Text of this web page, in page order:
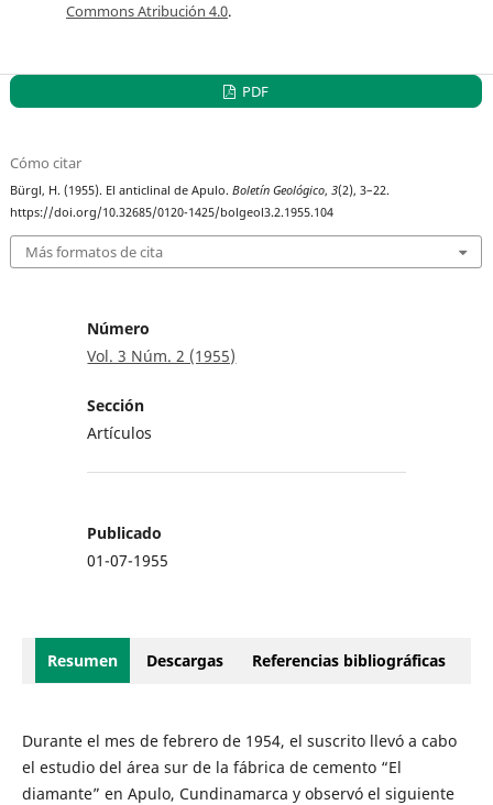
Commons Atribución 4.0.
PDF
Cómo citar
Bürgl, H. (1955). El anticlinal de Apulo.Boletín Geológico,3(2), 3–22.
https://doi.org/10.32685/0120-1425/bolgeol3.2.1955.104
Más formatos de cita
Número
Vol. 3 Núm. 2 (1955)
Sección
Artículos
Publicado
01-07-1955
Resumen Descargas Referencias bibliográficas
Durante el mes de febrero de 1954, el suscrito llevó a cabo
el estudio del área sur de la fábrica de cemento “El
diamante” en Apulo, Cundinamarca y observó el siguiente